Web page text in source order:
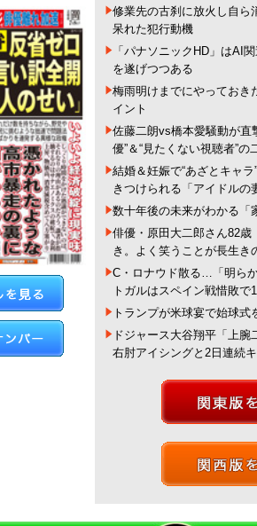
修業先の古刹に放火し自
呆れた犯行動機
「パナソニックHD」はAI
を遂げつつある
梅雨明けまでにやっておき
イント
佐藤二朗vs橋本愛騒動が直
優”＆“見たくない視聴者”の
結婚＆妊娠で“あざとキャ
きつけられる「アイドルの
数十年後の未来がわかる「
俳優・原田大二郎さん82
き。よく笑うことが長生き
C・ロナウド散る…「明ら
トガルはスペイン戦惜敗で
トランプが米球宴で始球式
ドジャース大谷翔平「上
右肘アイシングと2日連続